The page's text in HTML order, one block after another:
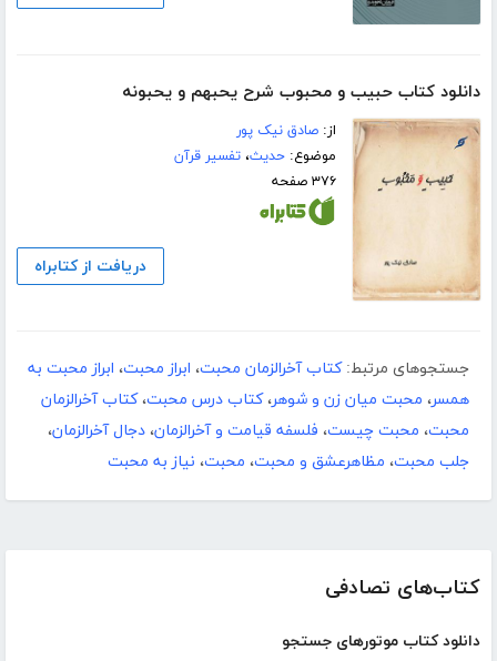
کتاب‌های تصادفی
دانلود کتاب موتورهای جستجو
دانلود کتاب حبیب و محبوب شرح یحبهم و یحبونه
از:صادق نیک پور
موضوع:حدیث،تفسیر قرآن
۳۷۶ صفحه
دریافت از کتابراه
جستجوهای مرتبط: کتاب آخرالزمان محبت، ابراز محبت، ابراز محبت به
همسر، محبت میان زن و شوهر،کتاب درس محبت،کتاب آخرالزمان
محبت، محبت چیست، فلسفه قیامت و آخرالزمان، دجال آخرالزمان،
جلب محبت، مظاهرعشق و محبت، محبت، نیاز به محبت